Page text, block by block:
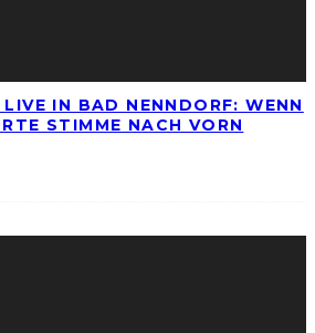
IN BAD NENNDORF: WENN
STIMME NACH VORN